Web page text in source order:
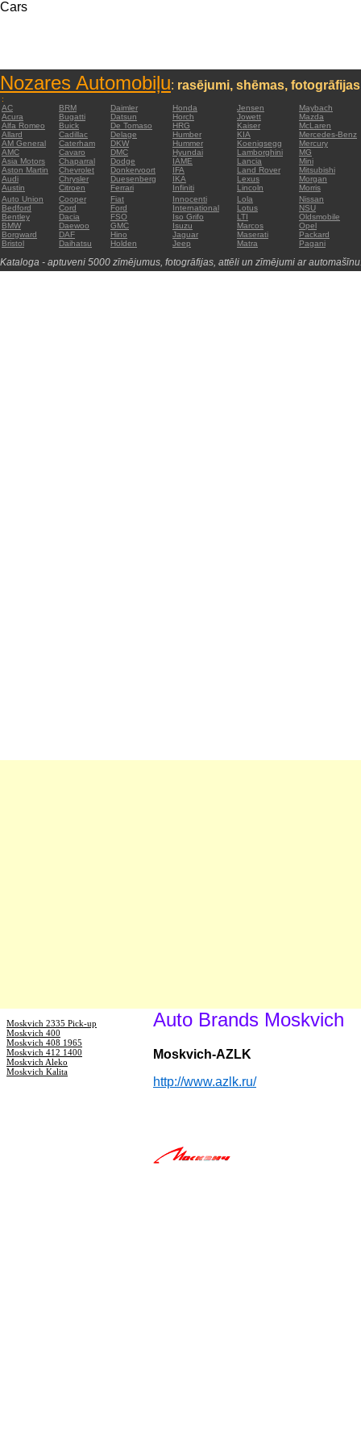
Cars
Nozares Automobiļu: rasējumi, shēmas,
:
AC
BRM Daimler Honda Jensen
Maybach
Acura
Bugatti Datsun Horch Jowett
Mazda
Alfa Romeo
Buick De Tomaso HRG Kaiser
McLaren
Allard
Cadillac Delage Humber KIA
Mercedes-Benz
AM General
Caterham DKW Hummer Koenigsegg
Mercury
AMC
Cavaro DMC Hyundai Lamborghini
MG
Asia Motors
Chaparral Dodge IAME Lancia
Mini
Aston Martin
Chevrolet Donkervoort IFA Land Rover
Mitsubishi
Audi
Chrysler Duesenberg IKA Lexus
Morgan
Austin
Citroen Ferrari Infiniti Lincoln
Morris
Auto Union
Cooper Fiat Innocenti Lola
Nissan
Bedford
Cord Ford International Lotus
NSU
Bentley
Dacia FSO Iso Grifo LTI
Oldsmobile
BMW
Daewoo GMC Isuzu Marcos
Opel
Borgward
DAF Hino Jaguar Maserati
Packard
Bristol
Daihatsu Holden Jeep Matra Pagani
Kataloga - aptuveni 5000 zīmējumus, fotogrāfijas, attēli un zīmējumi ar
Moskvich 2335 Pick-up
Moskvich 400
Moskvich 408 1965
Moskvich 412 1400
Moskvich Aleko
Moskvich Kalita
Auto Brands Moskvich
Moskvich-AZLK
http://www.azlk.ru/